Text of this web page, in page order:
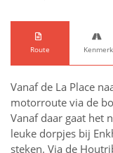
Route Kenmerk
Vanaf de La Place
motorroute via de
Vanaf daar gaat het
leuke dorpjes bij
steken. Via de